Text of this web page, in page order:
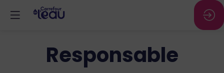
Responsable